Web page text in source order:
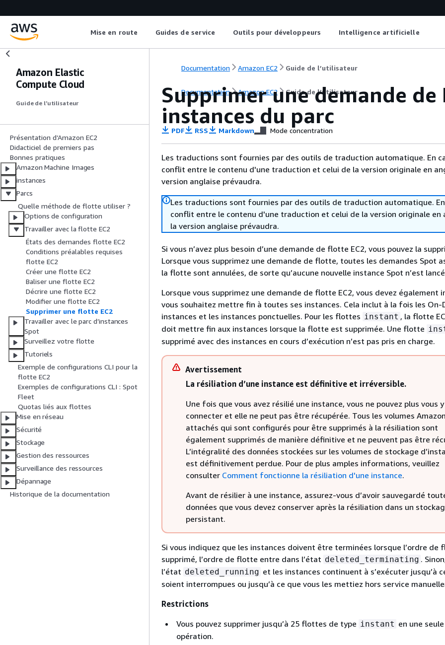
Mise en route Guides de service Outils pour développeurs Intelligence artificielle
Amazon Elastic
Compute Cloud
Guide de l’utilisateur
Présentation d’Amazon EC2
Didacticiel de premiers pas
Bonnes pratiques
Amazon Machine Images
instances
Parcs
Quelle méthode de flotte utiliser ?
Options de configuration
Travailler avec la flotte EC2
États des demandes flotte EC2
Conditions préalables requises
flotte EC2
Créer une flotte EC2
Baliser une flotte EC2
Décrire une flotte EC2
Modifier une flotte EC2
Supprimer une flotte EC2
Travailler avec le parc d’instances
Spot
Surveillez votre flotte
Tutoriels
Exemple de configurations CLI pour la
flotte EC2
Exemples de configurations CLI : Spot
Fleet
Quotas liés aux flottes
Mise en réseau
Sécurité
Stockage
Gestion des ressources
Surveillance des ressources
Dépannage
Historique de la documentation
Documentation Amazon EC2 Guide de l’utilisateur
Documentation Amazon EC2 Guide de l’utilisateur
Supprimer une demande de
instances du parc
PDF RSS Markdown Mode concentration
Les traductions sont fournies par des outils de traduction automatique. En
conflit entre le contenu d'une traduction et celui de la version originale en
version anglaise prévaudra.
Les traductions sont fournies par des outils de traduction automatique.
conflit entre le contenu d'une traduction et celui de la version originale en
la version anglaise prévaudra.
Si vous n’avez plus besoin d’une demande de flotte EC2, vous pouvez la
Lorsque vous supprimez une demande de flotte, toutes les demandes Spot
la flotte sont annulées, de sorte qu’aucune nouvelle instance Spot n’est
Lorsque vous supprimez une demande de flotte EC2, vous devez également
vous souhaitez mettre fin à toutes ses instances. Cela inclut à la fois les On-
instances et les instances ponctuelles. Pour les flottes instant , la flotte
doit mettre fin aux instances lorsque la flotte est supprimée. Une flotte
supprimé avec des instances en cours d’exécution n’est pas pris en charge.
Avertissement
La résiliation d’une instance est définitive et irréversible.
Une fois que vous avez résilié une instance, vous ne pouvez plus vous y
connecter et elle ne peut pas être récupérée. Tous les volumes Amazon
attachés qui sont configurés pour être supprimés à la résiliation sont
également supprimés de manière définitive et ne peuvent pas être
L’intégralité des données stockées sur les volumes de stockage
est définitivement perdue. Pour de plus amples informations, veuillez
consulter Comment fonctionne la résiliation d'une instance.
Avant de résilier à une instance, assurez-vous d’avoir sauvegardé
données que vous devez conserver après la résiliation dans un
persistant.
Si vous indiquez que les instances doivent être terminées lorsque l’ordre de
supprimé, l’ordre de flotte entre dans l’état deleted_terminating .
l’état deleted_running et les instances continuent à s’exécuter jusqu’à
soient interrompues ou jusqu’à ce que vous les mettiez hors service
Restrictions
Vous pouvez supprimer jusqu’à 25 flottes de type instant en une seule
opération.